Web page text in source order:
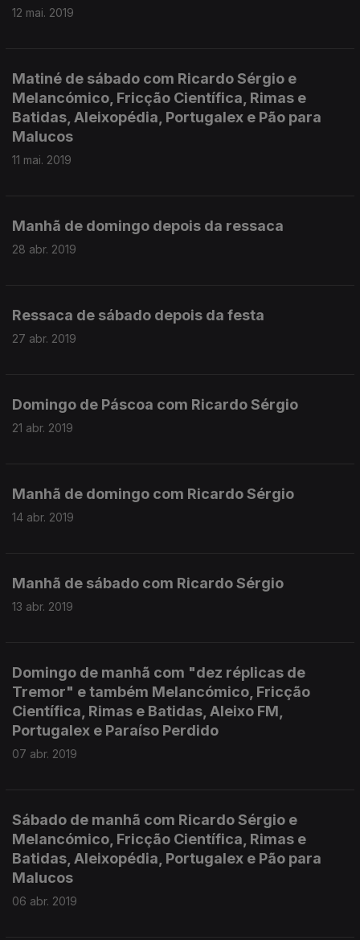
12 mai. 2019
Matiné de sábado com Ricardo Sérgio e
Melancómico, Fricção Científica, Rimas e
Batidas, Aleixopédia, Portugalex e Pão para
Malucos
11 mai. 2019
Manhã de domingo depois da ressaca
28 abr. 2019
Ressaca de sábado depois da festa
27 abr. 2019
Domingo de Páscoa com Ricardo Sérgio
21 abr. 2019
Manhã de domingo com Ricardo Sérgio
14 abr. 2019
Manhã de sábado com Ricardo Sérgio
13 abr. 2019
Domingo de manhã com "dez réplicas de
Tremor" e também Melancómico, Fricção
Científica, Rimas e Batidas, Aleixo FM,
Portugalex e Paraíso Perdido
07 abr. 2019
Sábado de manhã com Ricardo Sérgio e
Melancómico, Fricção Científica, Rimas e
Batidas, Aleixopédia, Portugalex e Pão para
Malucos
06 abr. 2019